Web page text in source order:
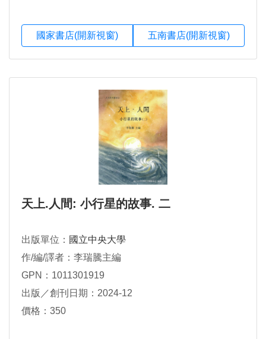
國家書店(開新視窗) 五南書店(開新視窗)
天上.人間: 小行星的故事. 二
出版單位： 國立中央大學
作/編/譯者：李瑞騰主編
GPN：1011301919
出版／創刊日期：2024-12
價格：350